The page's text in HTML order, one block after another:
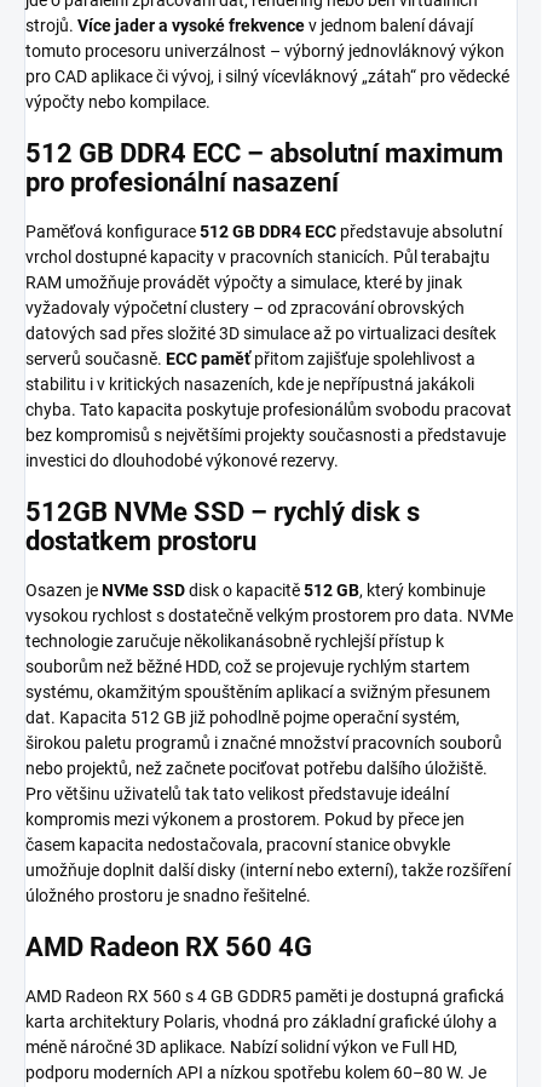
strojů. Více jader a vysoké frekvencev jednom balení dávají
tomuto procesoru univerzálnost – výborný jednovláknový výkon
pro CAD aplikace či vývoj, i silný vícevláknový „zátah“ pro vědecké
výpočty nebo kompilace.
512 GB DDR4 ECC – absolutní maximum
pro profesionální nasazení
Paměťová konfigurace512 GB DDR4 ECC představuje absolutní
vrchol dostupné kapacity v pracovních stanicích. Půl terabajtu
RAM umožňuje provádět výpočty a simulace, které by jinak
vyžadovaly výpočetní clustery – od zpracování obrovských
datových sad přes složité 3D simulace až po virtualizaci desítek
serverů současně. ECC paměťpřitom zajišťuje spolehlivost a
stabilitu i v kritických nasazeních, kde je nepřípustná jakákoli
chyba. Tato kapacita poskytuje profesionálům svobodu pracovat
bez kompromisů s největšími projekty současnosti a představuje
investici do dlouhodobé výkonové rezervy.
512GB NVMe SSD – rychlý disk s
dostatkem prostoru
Osazen jeNVMe SSDdisk o kapacitě512 GB, který kombinuje
vysokou rychlost s dostatečně velkým prostorem pro data. NVMe
technologie zaručuje několikanásobně rychlejší přístup k
souborům než běžné HDD, což se projevuje rychlým startem
systému, okamžitým spouštěním aplikací a svižným přesunem
dat. Kapacita 512 GB již pohodlně pojme operační systém,
širokou paletu programů i značné množství pracovních souborů
nebo projektů, než začnete pociťovat potřebu dalšího úložiště.
Pro většinu uživatelů tak tato velikost představuje ideální
kompromis mezi výkonem a prostorem. Pokud by přece jen
časem kapacita nedostačovala, pracovní stanice obvykle
umožňuje doplnit další disky (interní nebo externí), takže rozšíření
úložného prostoru je snadno řešitelné.
AMD Radeon RX 560 4G
AMD Radeon RX 560 s 4 GB GDDR5 paměti je dostupná grafická
karta architektury Polaris, vhodná pro základní grafické úlohy a
méně náročné 3D aplikace. Nabízí solidní výkon ve Full HD,
podporu moderních API a nízkou spotřebu kolem 60–80 W. Je